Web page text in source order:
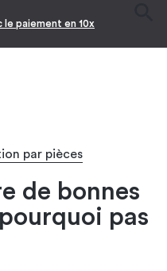
diplômés !* 🎉
par pièces
de bonnes
pas